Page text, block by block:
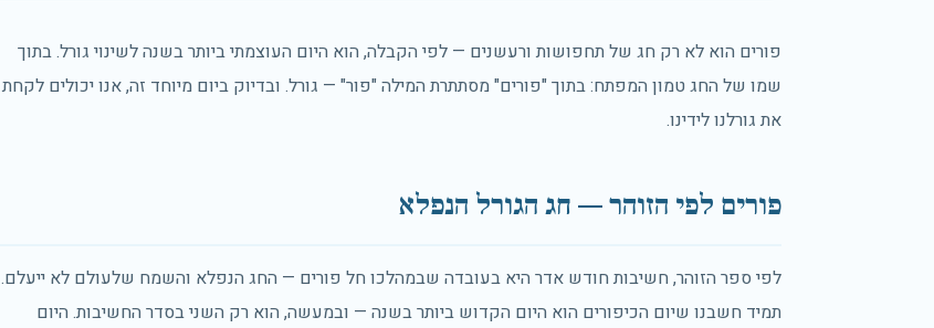
פורים הוא לא רק חג של תחפושות ורעשנים — לפי הקבלה, הוא היום העוצמתי ביותר בשנה לשינוי גורל. בתוך
שמו של החג טמון המפתח: בתוך "פורים" מסתתרת המילה "פור" — גורל. ובדיוק ביום מיוחד זה, אנו יכולים לקחת
את גורלנו לידינו.
פורים לפי הזוהר — חג הגורל הנפלא
לפי ספר הזוהר, חשיבות חודש אדר היא בעובדה שבמהלכו חל פורים — החג הנפלא והשמח שלעולם לא ייעלם.
תמיד חשבנו שיום הכיפורים הוא היום הקדוש ביותר בשנה — ובמעשה, הוא רק השני בסדר החשיבות. היום